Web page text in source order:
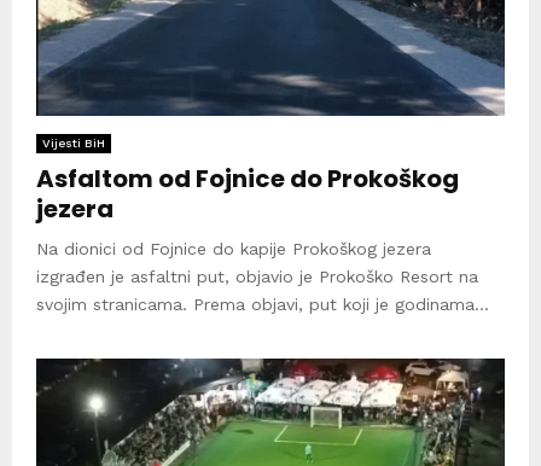
Vijesti BiH
Asfaltom od Fojnice do Prokoškog
jezera
Na dionici od Fojnice do kapije Prokoškog jezera
izgrađen je asfaltni put, objavio je Prokoško Resort na
svojim stranicama. Prema objavi, put koji je godinama...